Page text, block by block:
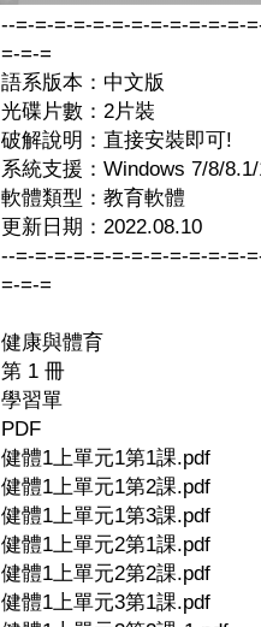
--=-=-=-=-=-=-=-=-=-=-=-=-
=-=-=
語系版本：中文版
光碟片數：2片裝
破解說明：直接安裝即可!
系統支援：Windows 7/8/
軟體類型：教育軟體
更新日期：2022.08.10
--=-=-=-=-=-=-=-=-=-=-=-=-
=-=-=
健康與體育
第 1 冊
學習單
PDF
健體1上單元1第1課.pdf
健體1上單元1第2課.pdf
健體1上單元1第3課.pdf
健體1上單元2第1課.pdf
健體1上單元2第2課.pdf
健體1上單元3第1課.pdf